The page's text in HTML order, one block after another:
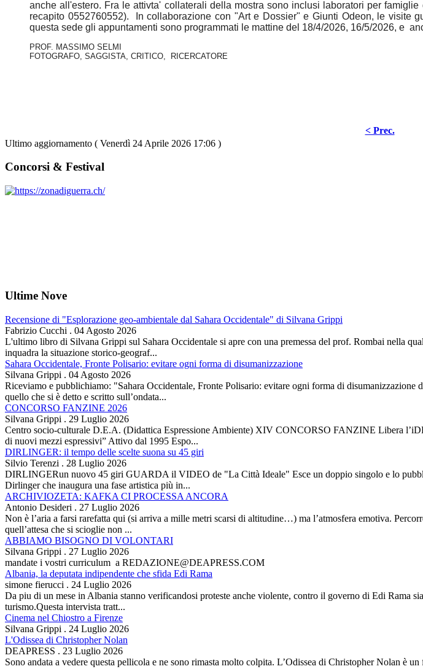
anche all'estero. Fra le attivta' collaterali della mostra sono inclusi laboratori per
recapito 0552760552). In collaborazione con "Art e Dossier" e Giunti Odeon, le visite
questa sede gli appuntamenti sono programmati le mattine del 18/4/2026, 16/5/2026, e
PROF. MASSIMO SELMI
FOTOGRAFO, SAGGISTA, CRITICO, RICERCATORE
< Prec.
Ultimo aggiornamento ( Venerdì 24 Aprile 2026 17:06 )
Concorsi & Festival
Ultime Nove
Recensione di "Esplorazione geo-ambientale dal Sahara Occidentale" di Silvana Grippi
Fabrizio Cucchi . 04 Agosto 2026
L'ultimo libro di Silvana Grippi sul Sahara Occidentale si apre con una premessa del prof. Rombai nella
inquadra la situazione storico-geograf...
Sahara Occidentale, Fronte Polisario: evitare ogni forma di disumanizzazione
Silvana Grippi . 04 Agosto 2026
Riceviamo e pubblichiamo: "Sahara Occidentale, Fronte Polisario: evitare ogni forma di
quello che si è detto e scritto sull’ondata...
CONCORSO FANZINE 2026
Silvana Grippi . 29 Luglio 2026
Centro socio-culturale D.E.A. (Didattica Espressione Ambiente) XIV CONCORSO FANZINE Libera
di nuovi mezzi espressivi” Attivo dal 1995 Espo...
DIRLINGER: il tempo delle scelte suona su 45 giri
Silvio Terenzi . 28 Luglio 2026
DIRLINGERun nuovo 45 giri GUARDA il VIDEO de "La Città Ideale" Esce un doppio singolo e lo
Dirlinger che inaugura una fase artistica più in...
ARCHIVIOZETA: KAFKA CI PROCESSA ANCORA
Antonio Desideri . 27 Luglio 2026
Non è l’aria a farsi rarefatta qui (si arriva a mille metri scarsi di altitudine…) ma l’atmosfera emotiva.
quell’attesa che si scioglie non ...
ABBIAMO BISOGNO DI VOLONTARI
Silvana Grippi . 27 Luglio 2026
mandate i vostri curriculum a REDAZIONE@DEAPRESS.COM
Albania, la deputata indipendente che sfida Edi Rama
simone fierucci . 24 Luglio 2026
Da piu di un mese in Albania stanno verificandosi proteste anche violente, contro il governo di Edi Rama
turismo.Questa intervista tratt...
Cinema nel Chiostro a Firenze
Silvana Grippi . 24 Luglio 2026
L'Odissea di Christopher Nolan
DEAPRESS . 23 Luglio 2026
Sono andata a vedere questa pellicola e ne sono rimasta molto colpita. L’Odissea di Christopher Nolan è